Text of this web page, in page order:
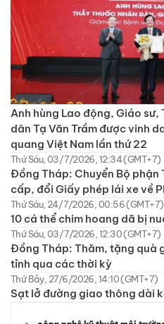
Anh hùng Lao động, Giáo sư,
dân Tạ Văn Trầm được vinh
quang Việt Nam lần thứ 22
Thứ Sáu, 03/7/2026, 12:34 (GMT+7)
Đồng Tháp: Chuyển Bộ phận
cấp, đổi Giấy phép lái xe về
Thứ Sáu, 24/7/2026, 00:56 (GMT+7)
10 cá thể chim hoang dã bị
Thứ Sáu, 03/7/2026, 12:30 (GMT+7)
Đồng Tháp: Thăm, tặng quà
tỉnh qua các thời kỳ
Thứ Bảy, 27/6/2026, 14:10 (GMT+7)
Sạt lở đường giao thông dài